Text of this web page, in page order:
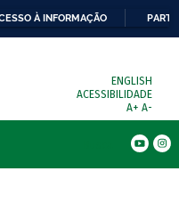
À INFORMAÇÃO
ENGLISH
ACESSIBILIDADE
A+ A-